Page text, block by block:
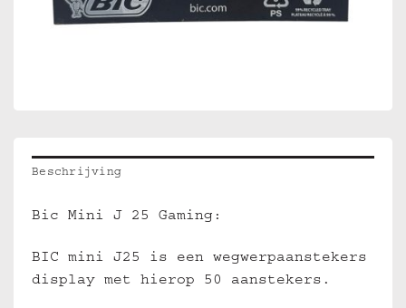
Beschrijving
Bic Mini J 25 Gaming:
BIC mini J25 is een wegwerpaanstekers
display met hierop 50 aanstekers.